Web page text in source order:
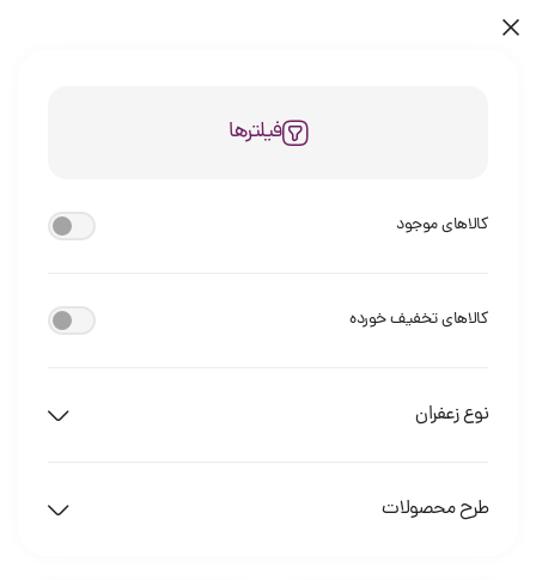
فیلترها
کالاهای موجود
کالاهای تخفیف خورده
نوع زعفران
طرح محصولات